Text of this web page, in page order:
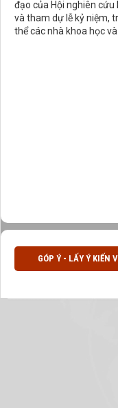
đạo của Hội nghiên
và tham dự lễ kỷ niệm,
thể các nhà khoa học
GÓP Ý - LẤY Ý KIẾN